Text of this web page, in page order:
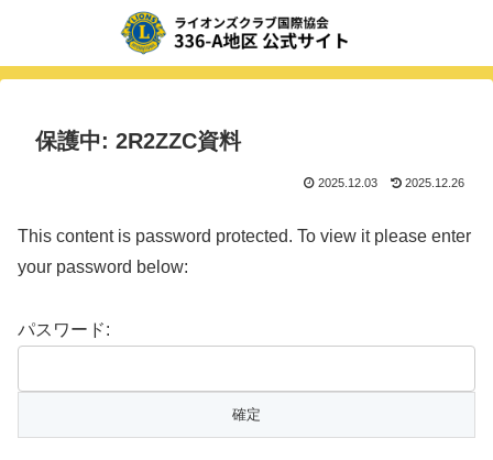
保護中: 2R2ZZC資料
2025.12.03 2025.12.26
This content is password protected. To view it please enter
your password below:
パスワード: